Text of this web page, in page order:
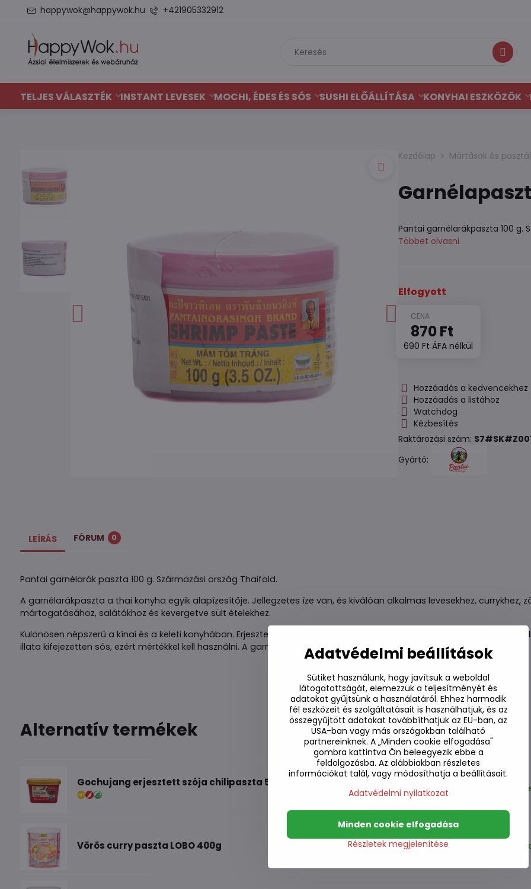
happywok@happywok.hu +421905332912
Keresés
TELJES VÁLASZTÉK INSTANT LEVESEK MOCHI, ÉDES ÉS SÓS SUSHI ELŐÁLLÍTÁSA KONYHAI ESZKÖZÖK
Kezdőlap Mártások és
Pantai garnélarákpaszta 100 g.
Többet olvasni
Elfogyott
870 Ft
690 Ft ÁFA nélkül
Hozzáadás a kedvencekhez
Hozzáadás a listához
Watchdog
Kézbesítés
Raktározási szám:
Gyártó:
LEÍRÁS FÓRUM 0
Pantai garnélarák paszta 100 g. Származási ország Thaiföld.
A garnélarákpaszta a thai konyha egyik alapízesítője. Jellegzetes íze van, és kiválóan alkalmas levesekhez, currykhez,
mártogatásához, salátákhoz és kevergetve sült ételekhez.
Különösen népszerű a kínai és a keleti konyhában. Erjesztett darált garnélarákból készül, és számos curry és mártás
illata kifejezetten sós, ezért mértékkel kell használni. A garnélarákpasztát általában a főzés elején adják hozzá.
Alternatív termékek
Gochujang erjesztett szója chilipaszta 500 g
Vörös curry paszta LOBO 400g
Adatvédelmi beállítások
Sütiket használunk, hogy javítsuk a weboldal
látogatottságát, elemezzük a teljesítményét és
adatokat gyűjtsünk a használatáról. Ehhez harmadik
fél eszközeit és szolgáltatásait is használhatjuk, és az
összegyűjtött adatokat továbbíthatjuk az EU-ban, az
USA-ban vagy más országokban található
partnereinknek. A „Minden cookie elfogadása"
gombra kattintva Ön beleegyezik ebbe a
feldolgozásba. Az alábbiakban részletes
információkat talál, vagy módosíthatja a beállításait.
Adatvédelmi nyilatkozat
Részletek megjelenítése
Minden cookie elfogadása